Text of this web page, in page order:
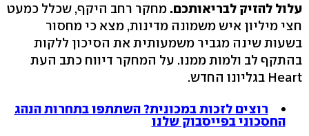
עלול להזיק לבריאותכם. מחקר רחב היקף, שכלל כמעט
חצי מיליון איש משמונה מדינות, מצא כי מחסור
בשעות שינה מגביר משמעותית את הסיכון ללקות
בהתקף לב ולמות ממנו. על המחקר דיווח כתב העת
Heart בגליונו החדש.
רוצים לזכות במכונית? השתתפו בתחרות הנהג
החסכוני בפייסבוק שלנו